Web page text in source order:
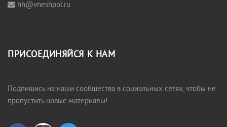
hh@vneshpol.ru
ПРИСОЕДИНЯЙСЯ К НАМ
Подпишись на наши сообщества в социальных сетях, чтобы не
пропустить новые материалы!